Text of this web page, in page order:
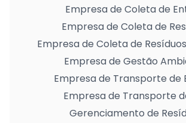
Empresa de Coleta de
Empresa de Coleta de
Empresa de Coleta de
Empresa de Gestão
Empresa de Transporte de
Empresa de Transporte
Gerenciamento de